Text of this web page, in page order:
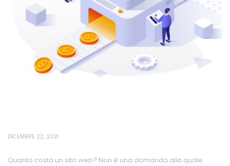
DICEMBRE 22, 2021
Quanto costa un sito web? Non è una domanda alla quale